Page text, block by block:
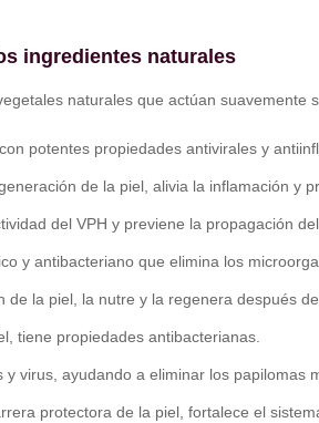
ingredientes naturales
naturales que actúan
potentes propiedades antivirales y
de la piel, alivia la inflamación y
del VPH y previene la propagación
y antibacteriano que elimina los
de la piel, la nutre y la regenera después
tiene propiedades antibacterianas.
virus, ayudando a eliminar los papilomas
protectora de la piel, fortalece el